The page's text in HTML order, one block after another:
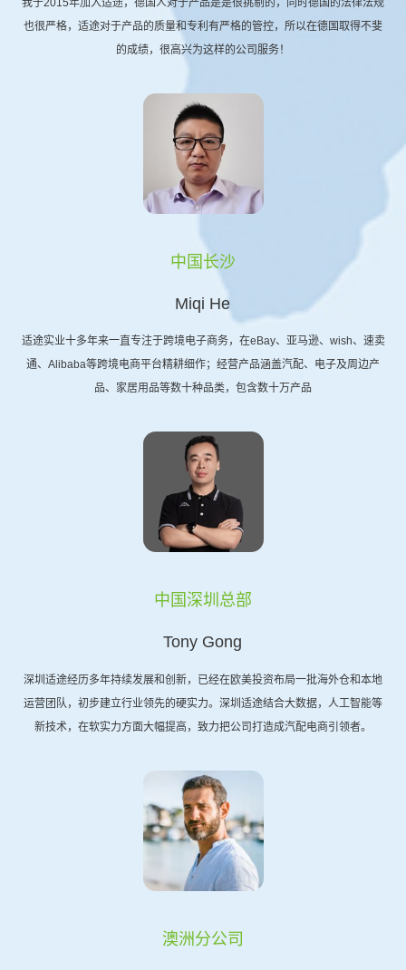
我于2015年加入适途，德国人对于产品是是很挑剔的，同时德国的法律法规
也很严格，适途对于产品的质量和专利有严格的管控，所以在德国取得不斐
的成绩，很高兴为这样的公司服务！
中国长沙
Miqi He
适途实业十多年来一直专注于跨境电子商务，在eBay、亚马逊、wish、速卖
通、Alibaba等跨境电商平台精耕细作；经营产品涵盖汽配、电子及周边产
品、家居用品等数十种品类，包含数十万产品
中国深圳总部
Tony Gong
深圳适途经历多年持续发展和创新，已经在欧美投资布局一批海外仓和本地
运营团队，初步建立行业领先的硬实力。深圳适途结合大数据，人工智能等
新技术，在软实力方面大幅提高，致力把公司打造成汽配电商引领者。
澳洲分公司